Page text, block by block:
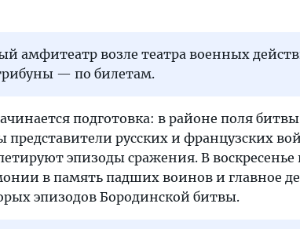
амфитеатр возле театра военных
— по билетам.
подготовка: в районе поля
русских и французских
эпизоды сражения. В воскресенье
в память падших воинов и главное
эпизодов Бородинской битвы.